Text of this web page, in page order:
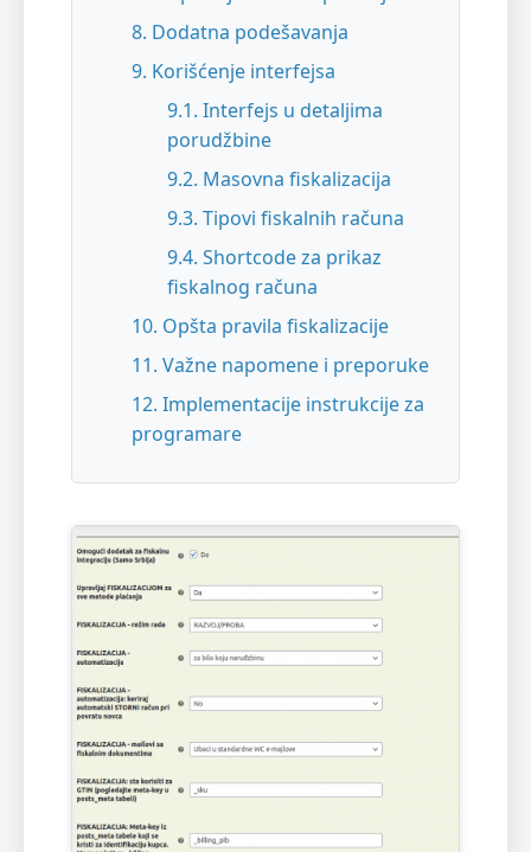
8. Dodatna podešavanja
9. Korišćenje interfejsa
9.1. Interfejs u detaljima
porudžbine
9.2. Masovna fiskalizacija
9.3. Tipovi fiskalnih računa
9.4. Shortcode za prikaz
fiskalnog računa
10. Opšta pravila fiskalizacije
11. Važne napomene i preporuke
12. Implementacije instrukcije za
programare